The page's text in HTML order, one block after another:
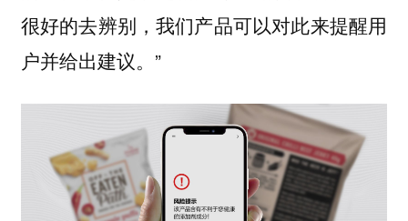
很好的去辨别，我们产品可以对此来提醒用
户并给出建议。”